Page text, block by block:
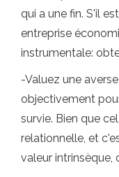
qui a une fin. S'il
entreprise
instrumentale:
-Valuez une
objectivement
survie. Bien que
relationnelle, et
valeur intrinsèque,